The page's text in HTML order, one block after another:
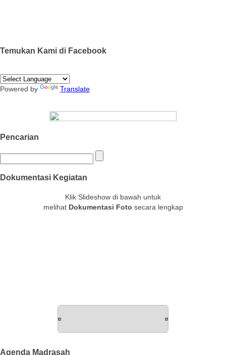
Temukan Kami di Facebook
Powered by Translate
Pencarian
Dokumentasi Kegiatan
Klik Slideshow di bawah untuk
melihat Dokumentasi Foto secara lengkap
Agenda Madrasah